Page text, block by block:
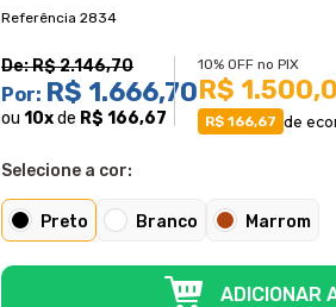
2834
De:R$ 2.146,70
Por: R$ 1.666,70
ou10xde R$ 166,67
10% OFF no PIX
R$
R$ 166,67 de
Selecione a cor:
Preto Branco Marrom
ADICIONAR